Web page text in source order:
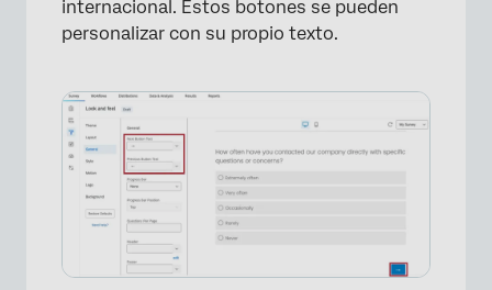
internacional. Estos botones se pueden
personalizar con su propio texto.